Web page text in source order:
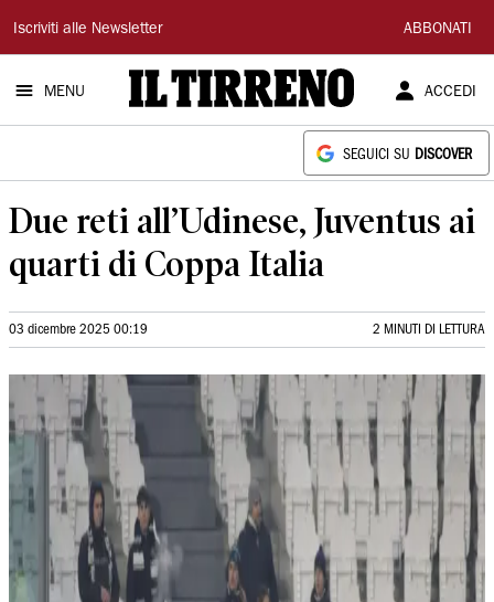
Il
Tirreno
Iscriviti alle Newsletter ABBONATI
MENU ACCEDI
SEGUICI SU DISCOVER
Due reti all’Udinese, Juventus ai
quarti di Coppa Italia
03 dicembre 2025 00:19 2 MINUTI DI LETTURA